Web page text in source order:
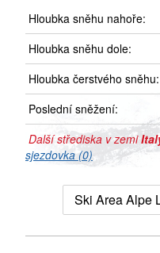
Hloubka sněhu nahoře:
Hloubka sněhu dole:
Hloubka čerstvého sněhu:
Poslední sněžení:
Další střediska v zemi
sjezdovka (0)
Ski Area Alpe